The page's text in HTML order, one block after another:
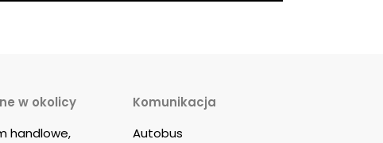
w okolicy
handlowe,
Komunikacja
Autobus